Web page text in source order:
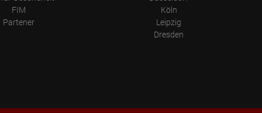
FIM
Partener
Köln
Leipzig
Dresden